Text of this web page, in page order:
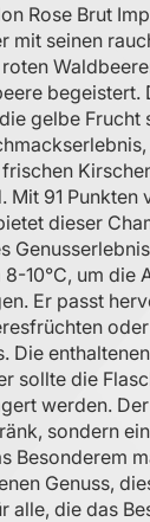
Rose Brut
mit seinen
begeistert.
gelbe Frucht
Mit 91 Punkten
dieser
10°C, um die
Er passt
Die
sollte die
werden.
sondern
Besonderem
Genuss,
alle, die das